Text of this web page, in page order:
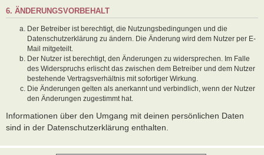
6. ÄNDERUNGSVORBEHALT
Der Betreiber ist berechtigt, die Nutzungsbedingungen und die
Datenschutzerklärung zu ändern. Die Änderung wird dem Nutzer per E-
Mail mitgeteilt.
Der Nutzer ist berechtigt, den Änderungen zu widersprechen. Im Falle
des Widerspruchs erlischt das zwischen dem Betreiber und dem Nutzer
bestehende Vertragsverhältnis mit sofortiger Wirkung.
Die Änderungen gelten als anerkannt und verbindlich, wenn der Nutzer
den Änderungen zugestimmt hat.
Informationen über den Umgang mit deinen persönlichen Daten
sind in der Datenschutzerklärung enthalten.